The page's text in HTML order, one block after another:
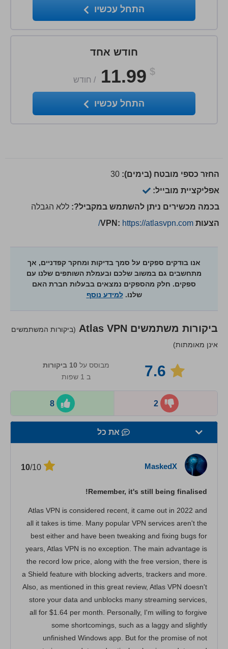
התחל עכשיו
חודש אחד
$
11.99
/ חודש
התחל עכשיו
החזר כספי מובטח (בימים): 30
אפליקציית מובייל:
בכמה מכשירים ניתן להשתמש במקביל?: ללא הגבלה
הצעות VPN: https://atlasvpn.com/
אנו בודקים ספקים על סמך בדיקות ומחקר קפדניים, אך
מתחשבים גם במשוב שלכם ובעמלת השותפים שלנו עם
ספקים. חלק מהספקים נמצאים בבעלות חברת האם
שלנו.למידע נוסף
ביקורות משתמשים Atlas VPN (ביקורות המשתמשים
אינן מאומתות)
7.6 מבוסס על 10 ביקורות
ב 1 שפות
8 2
את כל
שירות לקוחות
MaskedX
/10
Remember, it's still being finalised!
Atlas VPN is considered recent, it came out in 2022 and
all it takes is time. Many popular VPN services aren't the
best either and have been tweaking and fixing bugs for
years, Atlas VPN is no exception. The main advantage is
the record low price, along with the free version, there is
a Shield feature with blocking adverts, trackers and more.
Also, as mentioned in this great review, Atlas VPN doesn't
store your data and unblocks many streaming services,
all for $1.64 per month. Personally, I'm willing to forgive
some shortcomings, such as a laggy and slightly
unfinished Windows app. But for the promise of not